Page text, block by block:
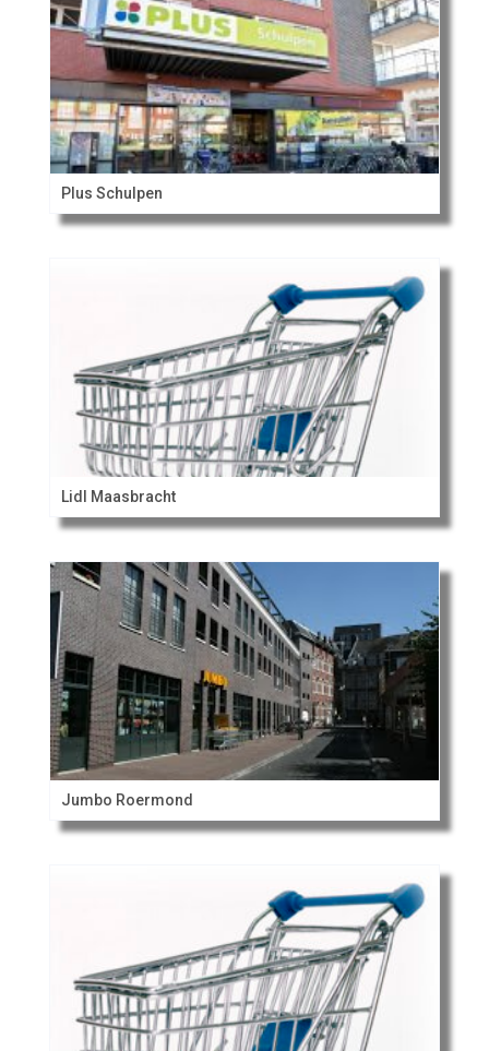
Plus Schulpen
Lidl Maasbracht
Jumbo Roermond